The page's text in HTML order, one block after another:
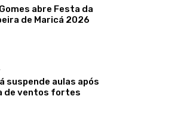
abre Festa da
de Maricá 2026
suspende aulas após
de ventos fortes